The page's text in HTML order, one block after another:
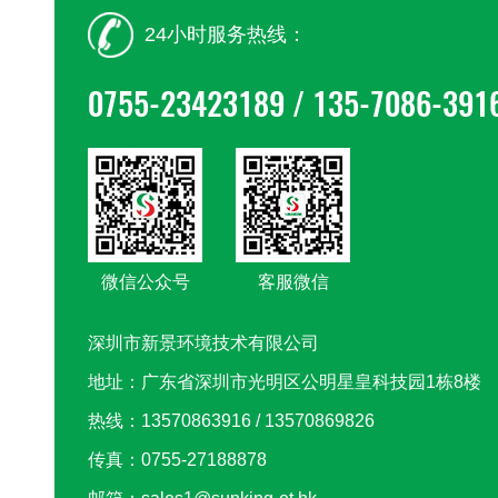
24小时服务热线：
0755-23423189 / 135-7086-
微信公众号 客服微信
深圳市新景环境技术有限公司
地址：广东省深圳市光明区公明星皇科技园1栋8楼
热线：13570863916 / 13570869826
传真：0755-27188878